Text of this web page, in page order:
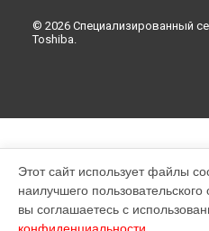
© 2026 Специализированный
Toshiba.
Этот сайт использует файлы
наилучшего
вы соглашаетесь с